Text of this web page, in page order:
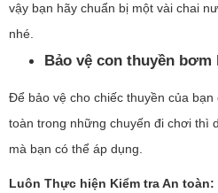
vậy bạn hãy chuẩn bị một vài chai
nhé.
Bảo vệ con thuyền bơm
Để bảo vệ cho chiếc thuyền của
toàn trong những chuyến đi chơi thì
mà bạn có thể áp dụng.
Luôn Thực hiện Kiểm tra An toàn: